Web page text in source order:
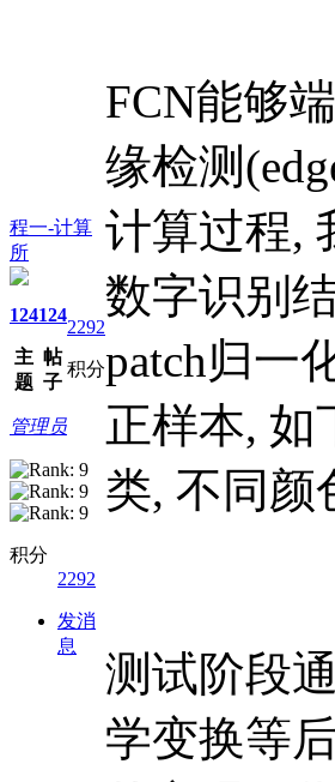
程一-计算
所
124
主
题
124
帖
子
2292
积分
管理员
积分
2292
发消
息
FCN能够
缘检测
计算过程,
数字识别
patch归一
正样本, 如
类, 不同颜
测试阶段
学变换等